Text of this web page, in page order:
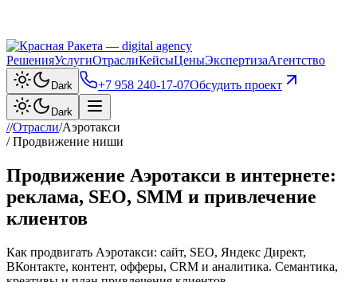
РешенияУслугиОтраслиКейсыЦеныЭкспертизаАгентство
Dark +7 958 240‑17‑07Обсудить проект
Dark
//Отрасли/Аэротакси
/ Продвижение ниши
Продвижение Аэротакси в интернете:
реклама, SEO, SMM и привлечение
клиентов
Как продвигать Аэротакси: сайт, SEO, Яндекс Директ,
ВКонтакте, контент, офферы, CRM и аналитика. Семантика,